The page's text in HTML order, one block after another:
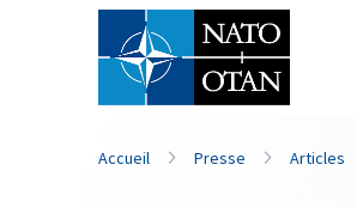
Nom de famille*
Accueil Presse Articles